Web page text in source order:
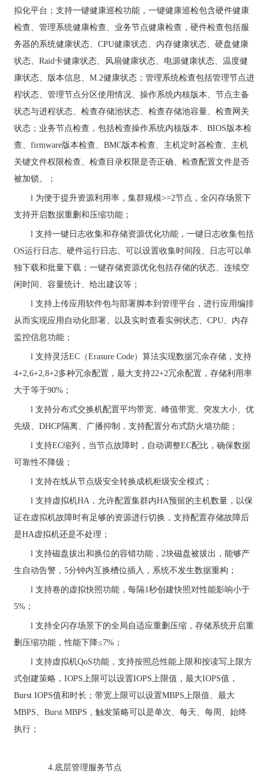
拟化平台；支持一键健康巡检功能，一键健康巡检包含硬件健康
检查、管理系统健康检查、业务节点健康检查，硬件检查包括服
务器的系统健康状态、CPU健康状态、内存健康状态、硬盘健康
状态、Raid卡健康状态、风扇健康状态、电源健康状态、温度健
康状态、版本信息、M.2健康状态；管理系统检查包括管理节点进
程状态、管理节点分区使用情况、操作系统内核版本、节点主备
状态与进程状态、检查存储池状态、检查存储池容量、检查网关
状态；业务节点检查，包括检查操作系统内核版本、BIOS版本检
查、firmware版本检查、BMC版本检查、主机定时器检查、主机
关键文件权限检查、检查目录权限是否正确、检查配置文件是否
被加锁。；
l 为便于提升资源利用率，集群规模>=2节点，全闪存场景下
支持开启数据重删和压缩功能；
l支持一键日志收集和存储资源优化功能，一键日志收集包括
OS运行日志、硬件运行日志、可以设置收集时间段、日志可以单
独下载和批量下载；一键存储资源优化包括存储的状态、连续空
闲时间、容量统计、给出建议等；
l支持上传应用软件包与部署脚本到管理平台，进行应用编排
从而实现应用自动化部署、以及实时查看实例状态、CPU、内存
监控信息功能；
l支持灵活EC （Erasure Code）算法实现数据冗余存储，支持
4+2,6+2,8+2多种冗余配置，最大支持22+2冗余配置，存储利用率
大于等于90% ；
l支持分布式交换机配置平均带宽、峰值带宽、突发大小、优
先级、DHCP隔离、广播抑制，支持配置分布式防火墙功能；
l支持EC缩列，当节点故障时，自动调整EC配比，确保数据
可靠性不降级；
l支持在线从节点级安全转换成机柜级安全模式；
l支持虚拟机HA ，允许配置集群内HA预留的主机数量，以保
证在虚拟机故障时有足够的资源进行切换，支持配置存储故障后
是HA虚拟机还是不处理；
l支持磁盘拔出和换位的容错功能，2块磁盘被拔出，能够产
生自动告警，5分钟内互换槽位插入，系统不发生数据重构；
l支持卷的虚拟快照功能，每隔1秒创建快照对性能影响小于
5% ；
l支持全闪存场景下的全局自适应重删压缩，存储系统开启重
删压缩功能，性能下降≤7% ；
l支持虚拟机QoS功能，支持按照总性能上限和按读写上限方
式创建策略，IOPS上限可以设置IOPS上限值，最大IOPS值，
Burst IOPS值和时长；带宽上限可以设置MBPS上限值、最大
MBPS、Burst MBPS ，触发策略可以是单次、每天、每周、始终
执行；
4.底层管理服务节点